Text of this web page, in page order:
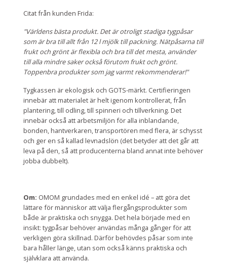
Citat från kunden Frida:
"Världens bästa produkt. Det är otroligt stadiga tygpåsar
som är bra till allt från 12 l mjölk till packning. Nätpåsarna till
frukt och grönt är flexibla och bra till det mesta, använder
till alla mindre saker också förutom frukt och grönt.
Toppenbra produkter som jag varmt rekommenderar!"
Tygkassen är ekologisk och GOTS-märkt. Certifieringen
innebär att materialet är helt igenom kontrollerat, från
plantering, till odling, till spinneri och tillverkning. Det
innebär också att arbetsmiljön för alla inblandande,
bonden, hantverkaren, transportören med flera, är schysst
och ger en så kallad levnadslön (det betyder att det går att
leva på den, så att producenterna bland annat inte behöver
jobba dubbelt).
Om: OMOM grundades med en enkel idé – att göra det
lättare för människor att välja flergångsprodukter som
både är praktiska och snygga. Det hela började med en
insikt: tygpåsar behöver användas många gånger för att
verkligen göra skillnad. Därför behövdes påsar som inte
bara håller länge, utan som också känns praktiska och
självklara att använda.